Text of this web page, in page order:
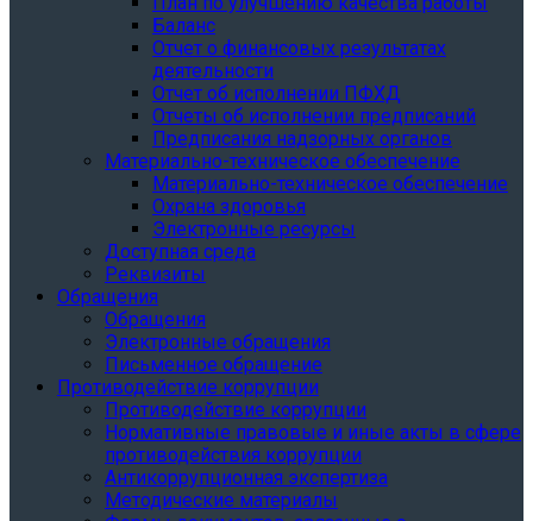
Баланс
Отчет о финансовых результатах
деятельности
Отчет об исполнении ПФХД
Отчеты об исполнении предписаний
Предписания надзорных органов
Материально-техническое обеспечение
Материально-техническое обеспечение
Охрана здоровья
Электронные ресурсы
Доступная среда
Реквизиты
Обращения
Обращения
Электронные обращения
Письменное обращение
Противодействие коррупции
Противодействие коррупции
Нормативные правовые и иные акты в сфере
противодействия коррупции
Антикоррупционная экспертиза
Методические материалы